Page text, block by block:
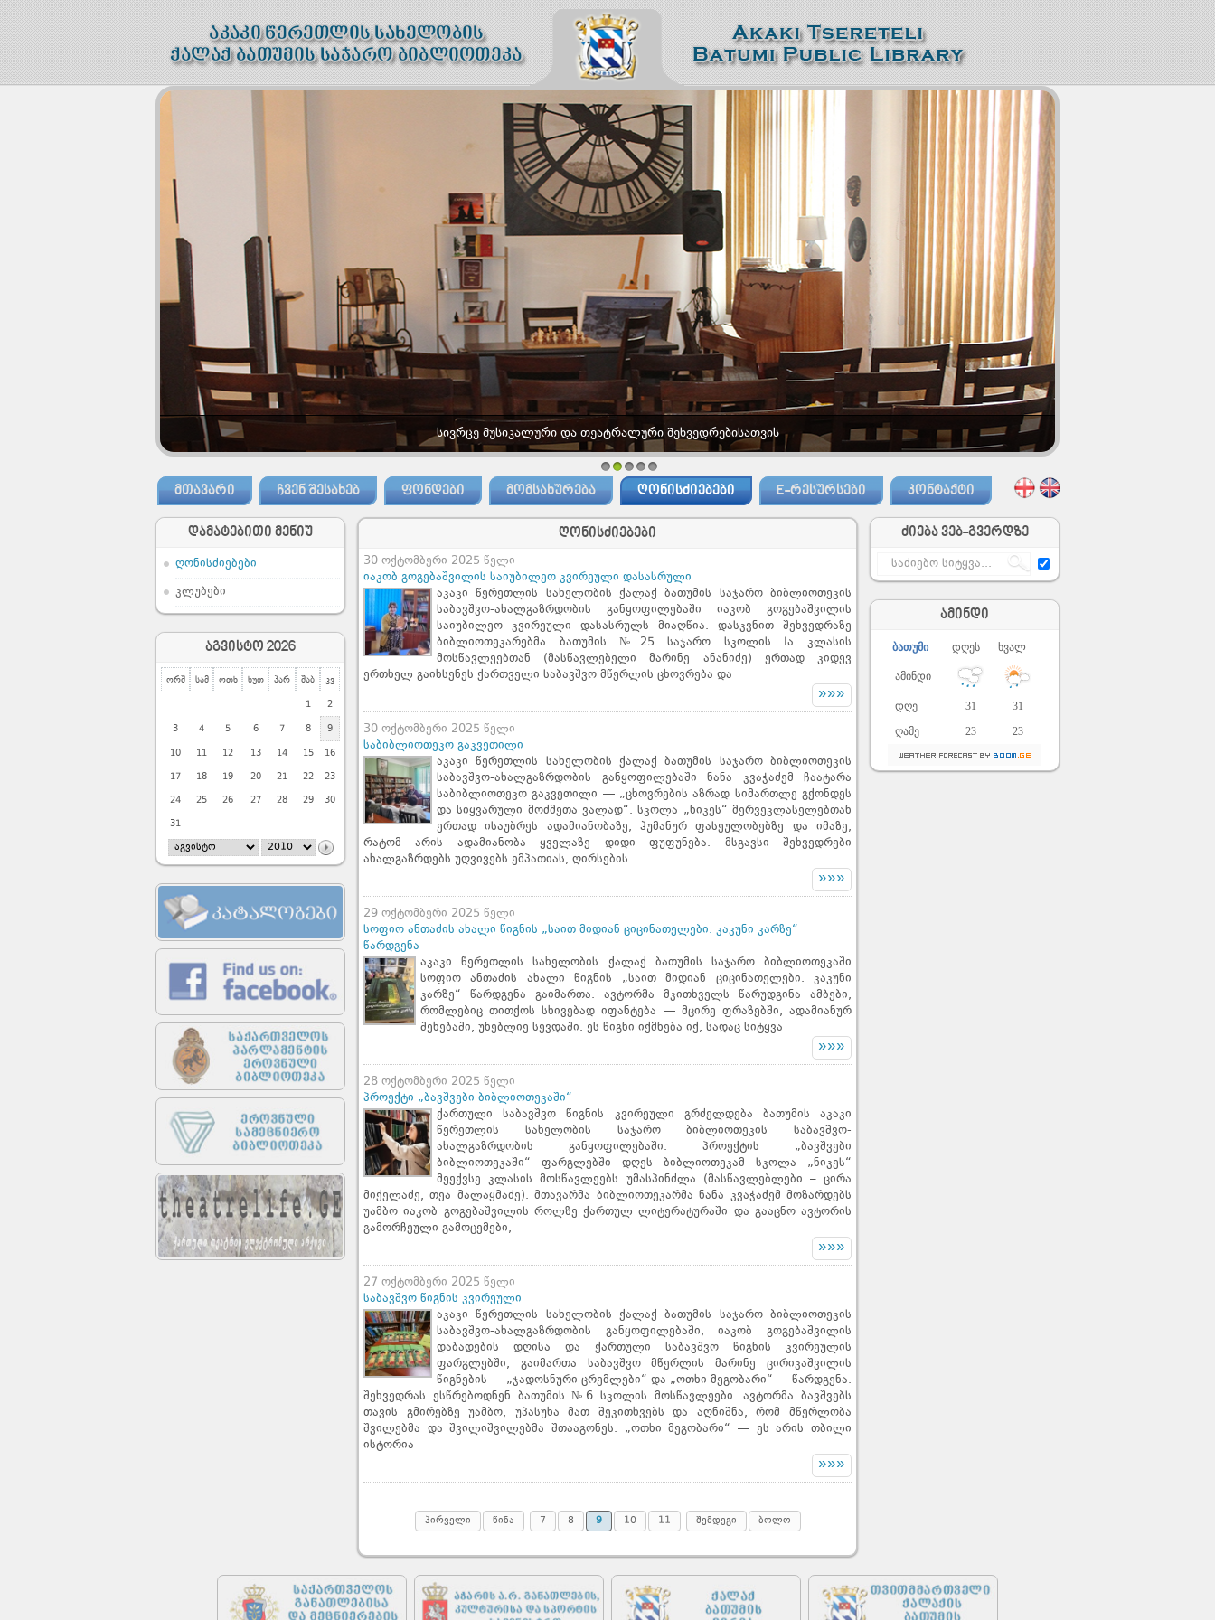
სივრცე მუსიკალური და თეატრალური შეხვედრებისათვის
1 2 3 4 5
ᲛᲗᲐᲕᲐᲠᲘ ᲩᲕᲔᲜ ᲨᲔᲡᲐᲮᲔᲑ ᲤᲝᲜᲓᲔᲑᲘ ᲛᲝᲛᲡᲐᲮᲣᲠᲔᲑᲐ ᲦᲝᲜᲘᲡᲫᲘᲔᲑᲔᲑᲘ E-ᲠᲔᲡᲣᲠᲡᲔᲑᲘ ᲙᲝᲜᲢᲐᲥᲢᲘ
დამატებითი მენიუ
ღონისძიებები
კლუბები
აგვისტო 2026
ორშ სამ ოთხ ხუთ პარ შაბ კვ
1 2
3 4 5 6 7 8 9
10 11 12 13 14 15 16
17 18 19 20 21 22 23
24 25 26 27 28 29 30
31
ღონისძიებები
30 ოქტომბერი 2025 წელი
იაკობ გოგებაშვილის საიუბილეო კვირეული დასასრული
აკაკი წერეთლის სახელობის ქალაქ ბათუმის საჯარო ბიბლიოთეკის
საბავშვო-ახალგაზრდობის განყოფილებაში იაკობ გოგებაშვილის
საიუბილეო კვირეული დასასრულს მიაღწია. დასკვნით შეხვედრაზე
ბიბლიოთეკარებმა ბათუმის №25 საჯარო სკოლის Iა კლასის
მოსწავლეებთან (მასწავლებელი მარინე ანანიძე) ერთად კიდევ
ერთხელ გაიხსენეს ქართველი საბავშვო მწერლის ცხოვრება და
»»»
30 ოქტომბერი 2025 წელი
საბიბლიოთეკო გაკვეთილი
აკაკი წერეთლის სახელობის ქალაქ ბათუმის საჯარო ბიბლიოთეკის
საბავშვო-ახალგაზრდობის განყოფილებაში ნანა კვაჭაძემ ჩაატარა
საბიბლიოთეკო გაკვეთილი — „ცხოვრების აზრად სიმართლე გქონდეს
და სიყვარული მოძმეთა ვალად“. სკოლა „ნიკეს“ მერვეკლასელებთან
ერთად ისაუბრეს ადამიანობაზე, ჰუმანურ ფასეულობებზე და იმაზე,
რატომ არის ადამიანობა ყველაზე დიდი ფუფუნება. მსგავსი შეხვედრები
ახალგაზრდებს უღვივებს ემპათიას, ღირსების
»»»
29 ოქტომბერი 2025 წელი
სოფიო ანთაძის ახალი წიგნის „საით მიდიან ციცინათელები. კაკუნი კარზე“
წარდგენა
აკაკი წერეთლის სახელობის ქალაქ ბათუმის საჯარო ბიბლიოთეკაში
სოფიო ანთაძის ახალი წიგნის „საით მიდიან ციცინათელები. კაკუნი
კარზე“ წარდგენა გაიმართა. ავტორმა მკითხველს წარუდგინა ამბები,
რომლებიც თითქოს სხივებად იფანტება — მცირე ფრაზებში, ადამიანურ
შეხებაში, უნებლიე სევდაში. ეს წიგნი იქმნება იქ, სადაც სიტყვა
»»»
28 ოქტომბერი 2025 წელი
პროექტი „ბავშვები ბიბლიოთეკაში“
ქართული საბავშვო წიგნის კვირეული გრძელდება ბათუმის აკაკი
წერეთლის სახელობის საჯარო ბიბლიოთეკის საბავშვო-
ახალგაზრდობის განყოფილებაში. პროექტის „ბავშვები
ბიბლიოთეკაში“ ფარგლებში დღეს ბიბლიოთეკამ სკოლა „ნიკეს“
მეექვსე კლასის მოსწავლეებს უმასპინძლა (მასწავლებლები – ცირა
მიქელაძე, თეა მალაყმაძე). მთავარმა ბიბლიოთეკარმა ნანა კვაჭაძემ მოზარდებს
უამბო იაკობ გოგებაშვილის როლზე ქართულ ლიტერატურაში და გააცნო ავტორის
გამორჩეული გამოცემები,
»»»
27 ოქტომბერი 2025 წელი
საბავშვო წიგნის კვირეული
აკაკი წერეთლის სახელობის ქალაქ ბათუმის საჯარო ბიბლიოთეკის
საბავშვო-ახალგაზრდობის განყოფილებაში, იაკობ გოგებაშვილის
დაბადების დღისა და ქართული საბავშვო წიგნის კვირეულის
ფარგლებში, გაიმართა საბავშვო მწერლის მარინე ცირიკაშვილის
წიგნების — „ჯადოსნური ცრემლები“ და „ოთხი მეგობარი“ — წარდგენა.
შეხვედრას ესწრებოდნენ ბათუმის №6 სკოლის მოსწავლეები. ავტორმა ბავშვებს
თავის გმირებზე უამბო, უპასუხა მათ შეკითხვებს და აღნიშნა, რომ მწერლობა
შვილებმა და შვილიშვილებმა შთააგონეს. „ოთხი მეგობარი“ — ეს არის თბილი
ისტორია
»»»
პირველი წინა 7 8 9 10 11 შემდეგი ბოლო
ძიება ვებ-გვერდზე
ამინდი
ბათუმი დღეს ხვალ
ამინდი
დღე 31
31
ღამე
23 23